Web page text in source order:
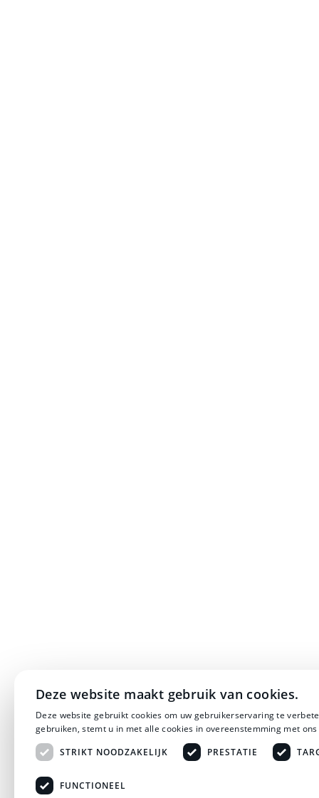
Deze website maakt gebruik van cookies.
Deze website gebruikt cookies om uw gebruikerservaring te
gebruiken, stemt u in met alle cookies in overeenstemming met
STRIKT NOODZAKELIJK
PRESTATIE
FUNCTIONEEL